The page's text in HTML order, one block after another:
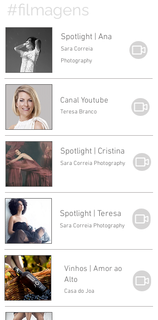
#filmagens
Spotlight | Ana
Sara Correia
Photography
Canal Youtube
Teresa Branco
Spotlight | Cristina
Sara Correia Photography
Spotlight | Teresa
Sara Correia Photography
Vinhos | Amor ao
Alto
Casa do Joa